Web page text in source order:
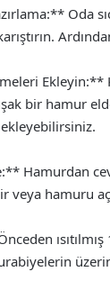
Oda
Ekleyin:**
bir hamur
Hamurdan
veya hamuru